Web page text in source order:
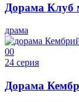
Дорама Клуб
драма
00
24 серия
Дорама